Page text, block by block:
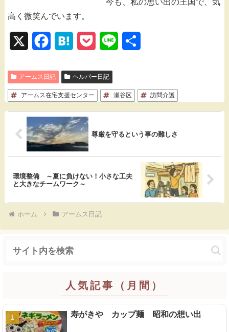
高く微笑んでいます。
c
e
b
o
o
t
e
n
a
c
e
t
e
アームス日記 ヘルパー日記
アームス在宅支援センター 瀬谷区 訪問介護
尊厳を守るという事の難しさ
環境整備 ～夏に負けない！小さな工夫
と大きなチームワーク～
ホーム アームス日記
人気記事（月間）
寿がきや カップ麺 昭和の想い出